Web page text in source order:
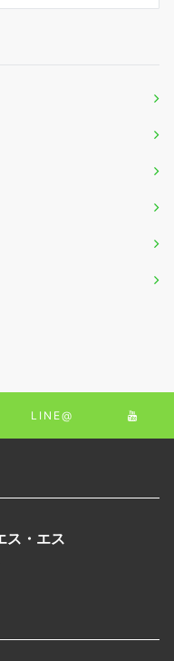
LINE@
ス・エス